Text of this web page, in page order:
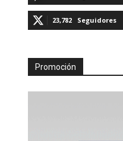
23,782 Seguidores
Promoción